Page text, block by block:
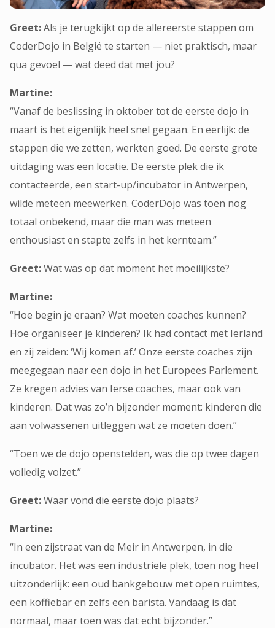
Greet:Als je terugkijkt op de allereerste stappen om
CoderDojo in België te starten — niet praktisch, maar
qua gevoel — wat deed dat met jou?
Martine:
“Vanaf de beslissing in oktober tot de eerste dojo in
maart is het eigenlijk heel snel gegaan. En eerlijk: de
stappen die we zetten, werkten goed. De eerste grote
uitdaging was een locatie. De eerste plek die ik
contacteerde, een start-up/incubator in Antwerpen,
wilde meteen meewerken. CoderDojo was toen nog
totaal onbekend, maar die man was meteen
enthousiast en stapte zelfs in het kernteam.”
Greet:Wat was op dat moment het moeilijkste?
Martine:
“Hoe begin je eraan? Wat moeten coaches kunnen?
Hoe organiseer je kinderen? Ik had contact met Ierland
en zij zeiden: ‘Wij komen af.’ Onze eerste coaches zijn
meegegaan naar een dojo in het Europees Parlement.
Ze kregen advies van Ierse coaches, maar ook van
kinderen. Dat was zo’n bijzonder moment: kinderen die
aan volwassenen uitleggen wat ze moeten doen.”
“Toen we de dojo openstelden, was die op twee dagen
volledig volzet.”
Greet:Waar vond die eerste dojo plaats?
Martine:
“In een zijstraat van de Meir in Antwerpen, in die
incubator. Het was een industriële plek, toen nog heel
uitzonderlijk: een oud bankgebouw met open ruimtes,
een koffiebar en zelfs een barista. Vandaag is dat
normaal, maar toen was dat echt bijzonder.”